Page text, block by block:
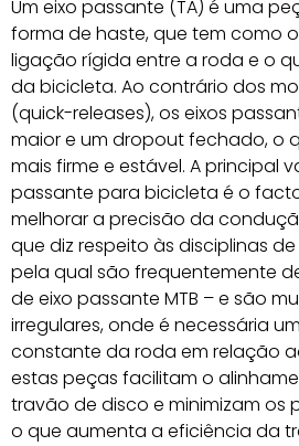
Um eixo passante (TA) é uma
forma de haste, que tem como
ligação rígida entre a roda e o
da bicicleta. Ao contrário dos
(quick-releases), os eixos
maior e um dropout fechado, o
mais firme e estável. A principal
passante para bicicleta é o
melhorar a precisão da
que diz respeito às disciplinas
pela qual são frequentemente
de eixo passante MTB – e são
irregulares, onde é necessária
constante da roda em relação
estas peças facilitam o
travão de disco e minimizam os
o que aumenta a eficiência da